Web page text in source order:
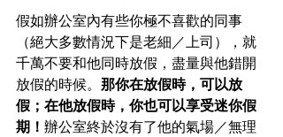
假如辦公室內有些你極不喜歡的同事
（絕大多數情況下是老細／上司），就
千萬不要和他同時放假，盡量與他錯開
放假的時候。 那你在放假時，可以放
假；在他放假時，你也可以享受迷你假
期！ 辦公室終於沒有了他的氣場／無理